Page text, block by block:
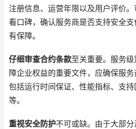
注册信息、运营年限以及用户评价
看口碑，确认服务商是否支持安全
有保障。
仔细审查合约条款至关重要。服务
障企业权益的重要文件，应确保服务
包括运行时间保证、性能指标、支
等。
重视安全防护不可或缺。由于大部